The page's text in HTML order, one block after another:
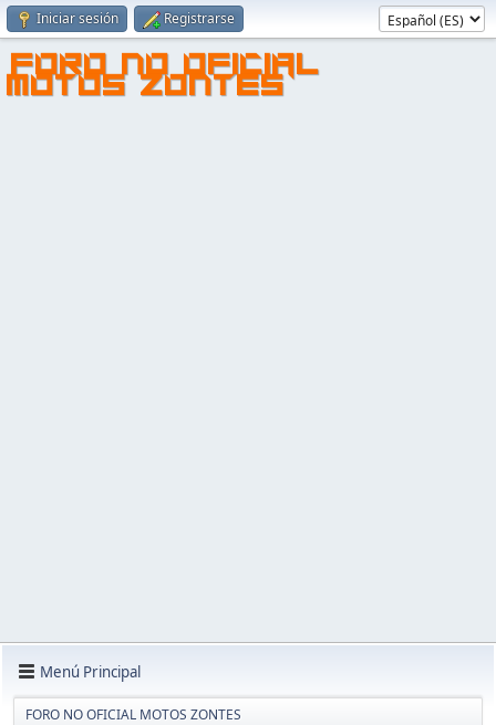
Iniciar sesión Registrarse
FORO NO OFICIAL
MOTOS ZONTES
Menú Principal
FORO NO OFICIAL MOTOS ZONTES